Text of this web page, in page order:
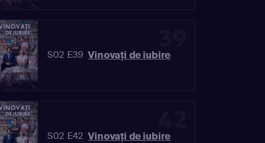
S02 E39 Vinovaţi de iubire
S02 E42 Vinovaţi de iubire